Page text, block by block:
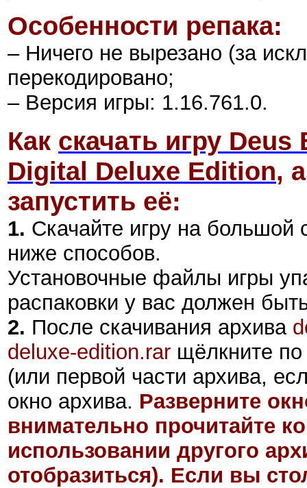
Особенности репака:
– Ничего не вырезано (за
перекодировано;
– Версия игры: 1.16.761.0.
Как скачать игру
Digital Deluxe Edition,
запустить её:
1. Скачайте игру на большой
ниже способов.
Установочные файлы игры
распаковки у вас должен
2. После скачивания архива
deluxe-edition.rar щёлкните
(или первой части архива,
окно архива. Разверните
внимательно прочитайте
использовании другого
отобразиться). Если вы